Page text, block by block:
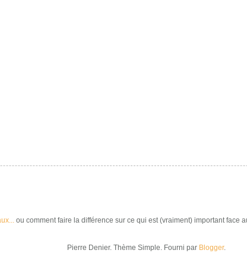
ou comment faire la différence sur ce qui est (vraiment) important face
Pierre Denier. Thème Simple. Fourni par Blogger.